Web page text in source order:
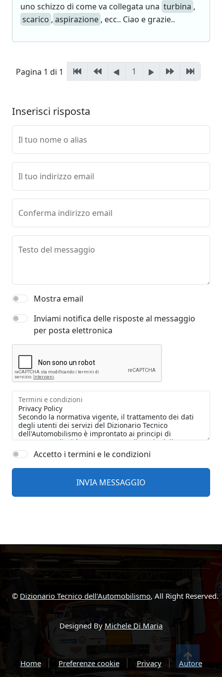
uno schizzo di come va collegata una turbina ,
scarico , aspirazione , ecc.. Ciao e grazie..
Pagina 1 di 1 1
Inserisci risposta
Il tuo nome o alias
Il tuo indirizzo email
Conferma indirizzo email
Testo del messaggio
Mostra email
Inviami notifica delle risposte al messaggio
per posta elettronica
Termini e condizioni
Accetto i termini e le condizioni
© Dizionario Tecnico dell'Automobilismo, All Right Reserved.
Designed By Michele Di Maria
Home Preferenze cookie Privacy Autore